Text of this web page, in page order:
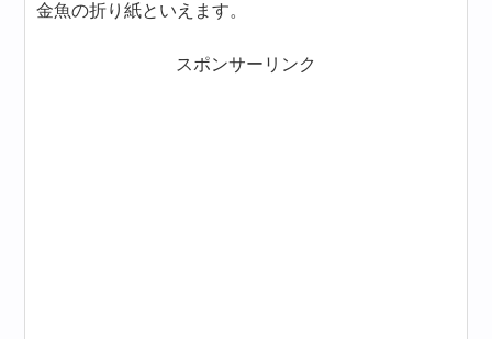
金魚の折り紙といえます。
スポンサーリンク